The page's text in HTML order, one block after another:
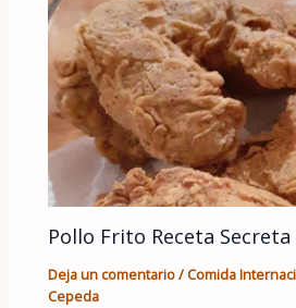
Pollo Frito Receta Secreta
Deja un comentario/Comida
Cepeda